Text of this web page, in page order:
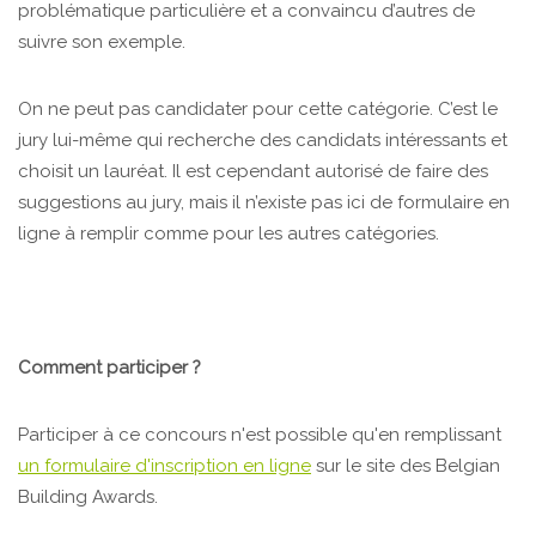
problématique particulière et a convaincu d’autres de
suivre son exemple.
On ne peut pas candidater pour cette catégorie. C’est le
jury lui-même qui recherche des candidats intéressants et
choisit un lauréat. Il est cependant autorisé de faire des
suggestions au jury, mais il n’existe pas ici de formulaire en
ligne à remplir comme pour les autres catégories.
Comment participer ?
Participer à ce concours n'est possible qu'en remplissant
un formulaire d'inscription en ligne sur le site des Belgian
Building Awards.